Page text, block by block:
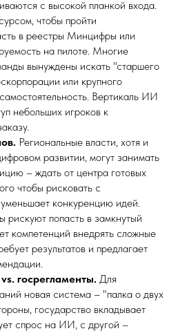
с высокой планкой входа.
чтобы пройти
в реестры Минцифры или
на пилоте. Многие
вынуждены искать "старшего
или крупного
Вертикаль ИИ
небольших игроков к
Региональные власти, хотя и
развитии, могут занимать
– ждать от центра готовых
чтобы рисковать с
конкуренцию идей.
попасть в замкнутый
компетенций внедрять сложные
результатов и предлагает
госрегламенты. Для
новая система – "палка о двух
государство вкладывает
спрос на ИИ, с другой –